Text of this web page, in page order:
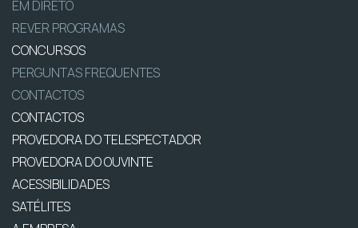
EM DIRETO
REVER PROGRAMAS
CONCURSOS
PERGUNTAS FREQUENTES
CONTACTOS
CONTACTOS
PROVEDORA DO TELESPECTADOR
PROVEDORA DO OUVINTE
ACESSIBILIDADES
SATÉLITES